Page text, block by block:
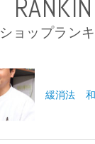
ショップラン
緩消法 和